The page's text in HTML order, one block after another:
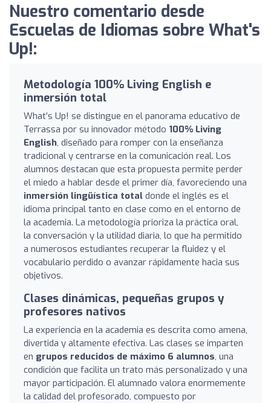
Nuestro comentario desde
Escuelas de Idiomas sobre What's
Up!:
Metodología 100% Living English e
inmersión total
What’s Up! se distingue en el panorama educativo de
Terrassa por su innovador método 100% Living
English, diseñado para romper con la enseñanza
tradicional y centrarse en la comunicación real. Los
alumnos destacan que esta propuesta permite perder
el miedo a hablar desde el primer día, favoreciendo una
inmersión lingüística total donde el inglés es el
idioma principal tanto en clase como en el entorno de
la academia. La metodología prioriza la práctica oral,
la conversación y la utilidad diaria, lo que ha permitido
a numerosos estudiantes recuperar la fluidez y el
vocabulario perdido o avanzar rápidamente hacia sus
objetivos.
Clases dinámicas, pequeñas grupos y
profesores nativos
La experiencia en la academia es descrita como amena,
divertida y altamente efectiva. Las clases se imparten
en grupos reducidos de máximo 6 alumnos, una
condición que facilita un trato más personalizado y una
mayor participación. El alumnado valora enormemente
la calidad del profesorado, compuesto por